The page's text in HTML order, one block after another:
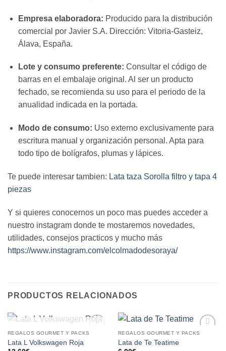
Empresa elaboradora: Producido para la distribución
comercial por Javier S.A. Dirección: Vitoria-Gasteiz,
Álava, España.
Lote y consumo preferente: Consultar el código de
barras en el embalaje original. Al ser un producto
fechado, se recomienda su uso para el periodo de la
anualidad indicada en la portada.
Modo de consumo: Uso externo exclusivamente para
escritura manual y organización personal. Apta para
todo tipo de bolígrafos, plumas y lápices.
Te puede interesar tambien: Lata taza Sorolla filtro y tapa 4
piezas
Y si quieres conocernos un poco mas puedes acceder a
nuestro instagram donde te mostaremos novedades,
utilidades, consejos practicos y mucho más
https://www.instagram.com/elcolmadodesoraya/
PRODUCTOS RELACIONADOS
SIN EXISTENCIAS
REGALOS GOURMET Y PACKS
Lata L Volkswagen Roja
REGALOS GOURMET Y PACKS
Lata de Te Teatime